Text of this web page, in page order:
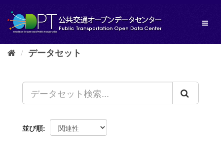
し
データセット
並び順